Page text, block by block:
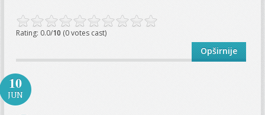
Rating: 0.0/10 (0 votes cast)
Opširnije
10
JUN